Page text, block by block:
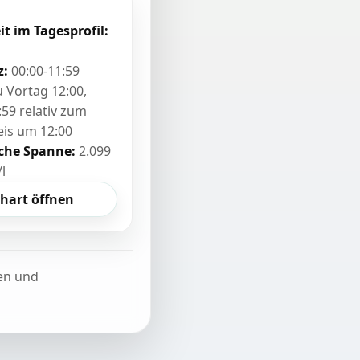
im Tagesprofil:
00:00-11:59
Vortag 12:00,
relativ zum
um 12:00
Spanne: 2.099
öffnen
und